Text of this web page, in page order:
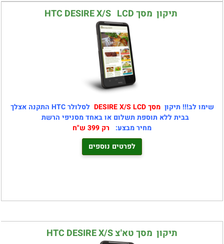
תיקון מסך HTC DESIRE X/S LCD
שימו לב!!! תיקון מסך DESIRE X/S LCD
לסלולר HTC התקנה אצלך
בבית ללא תוספת תשלום או באחד מסניפי הרשת
מחיר מבצע: רק 399 ש"ח
לפרטים נוספים
תיקון מסך טא'צ HTC DESIRE X/S